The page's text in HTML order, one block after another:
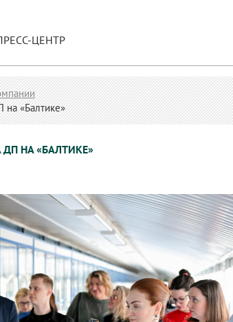
ЦЕНТР
на «Балтике»
НА «БАЛТИКЕ»